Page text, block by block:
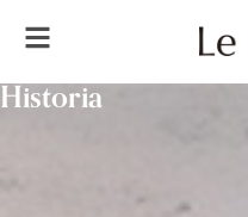
Historia